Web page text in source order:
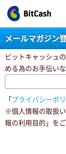
メールマガジン
ビットキャッシュ
める為のお手伝い
「 プライバシーポ
※個人情報の取扱
報の利用目的」を